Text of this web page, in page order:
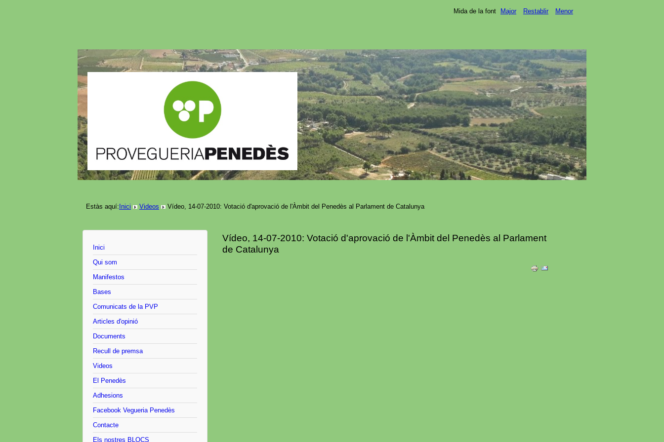
Mida de la font Major Restablir Menor
Estàs aquí:Inici Videos Vídeo, 14-07-2010: Votació d'aprovació de l'Àmbit del Penedès al Parlament de Catalunya
Inici
Qui som
Manifestos
Bases
Comunicats de la PVP
Articles d'opinió
Documents
Recull de premsa
Videos
El Penedès
Adhesions
Facebook Vegueria Penedès
Contacte
Els nostres BLOCS
Vídeo, 14-07-2010: Votació d'aprovació de l'Àmbit del Penedès al Parlament
de Catalunya